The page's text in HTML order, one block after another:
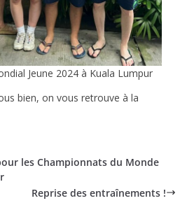
Jeune 2024 à Kuala Lumpur
bien, on vous retrouve à la
les Championnats du Monde
Reprise des entraînements !